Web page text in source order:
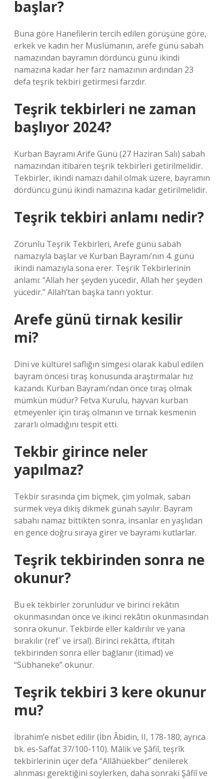
başlar?
Buna göre Hanefilerin tercih edilen görüşüne göre,
erkek ve kadın her Müslümanın, arefe günü sabah
namazından bayramın dördüncü günü ikindi
namazına kadar her farz namazının ardından 23
defa teşrik tekbiri getirmesi farzdır.
Teşrik tekbirleri ne zaman
başlıyor 2024?
Kurban Bayramı Arife Günü (27 Haziran Salı) sabah
namazından itibaren teşrik tekbirleri getirilmelidir.
Tekbirler, ikindi namazı dahil olmak üzere, bayramın
dördüncü günü ikindi namazına kadar getirilmelidir.
Teşrik tekbiri anlamı nedir?
Zorunlu Teşrik Tekbirleri, Arefe günü sabah
namazıyla başlar ve Kurban Bayramı’nın 4. günü
ikindi namazıyla sona erer. Teşrik Tekbirlerinin
anlamı: “Allah her şeyden yücedir, Allah her şeyden
yücedir.” Allah’tan başka tanrı yoktur.
Arefe günü tirnak kesilir
mi?
Dini ve kültürel saflığın simgesi olarak kabul edilen
bayram öncesi tıraş konusunda araştırmalar hız
kazandı. Kurban Bayramı’ndan önce tıraş olmak
mümkün müdür? Fetva Kurulu, hayvan kurban
etmeyenler için tıraş olmanın ve tırnak kesmenin
zararlı olmadığını tespit etti.
Tekbir girince neler
yapılmaz?
Tekbir sırasında çim biçmek, çim yolmak, saban
sürmek veya dikiş dikmek günah sayılır. Bayram
sabahı namaz bittikten sonra, insanlar en yaşlıdan
en gence doğru sıraya girer ve bayramı kutlarlar.
Teşrik tekbirinden sonra ne
okunur?
Bu ek tekbirler zorunludur ve birinci rekâtın
okunmasından önce ve ikinci rekâtın okunmasından
sonra okunur. Tekbirde eller kaldırılır ve yana
bırakılır (ref` ve irsal). Birinci rekâtta, iftitah
tekbirinden sonra eller bağlanır (itimad) ve
“Sübhaneke” okunur.
Teşrik tekbiri 3 kere okunur
mu?
İbrahim’e nisbet edilir (İbn Âbidin, II, 178-180; ayrıca
bk. es-Saffat 37/100-110). Mâlik ve Şâfiî, teşrîk
tekbirlerinin üçer defa “Allâhüekber” denilerek
alınması gerektiğini söylerken, daha sonraki Şâfiî ve